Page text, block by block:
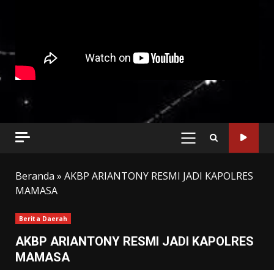
PRIMARY
Beranda » AKBP ARIANTONY RESMI JADI KAPOLRES
MAMASA
Berita Daerah
AKBP ARIANTONY RESMI JADI KAPOLRES
MAMASA